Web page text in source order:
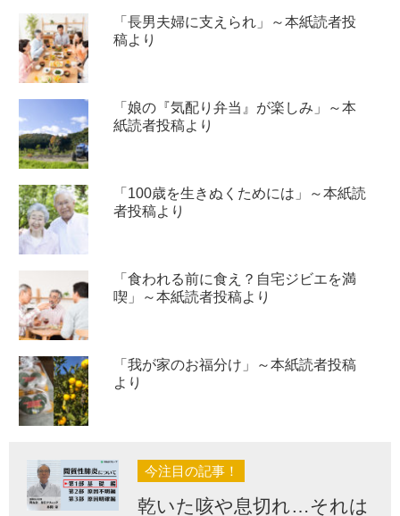
「長男夫婦に支えられ」～本紙読者投
稿より
「娘の『気配り弁当』が楽しみ」～本
紙読者投稿より
「100歳を生きぬくためには」～本紙読
者投稿より
「食われる前に食え？自宅ジビエを満
喫」～本紙読者投稿より
「我が家のお福分け」～本紙読者投稿
より
今注目の記事！
乾いた咳や息切れ…それは